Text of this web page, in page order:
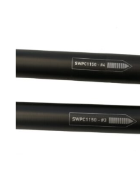
Kapcsolat
Márkák